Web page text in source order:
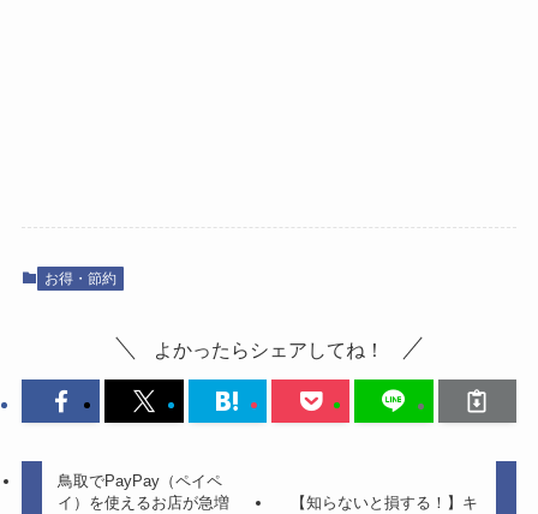
お得・節約
よかったらシェアしてね！
鳥取でPayPay（ペイペ
イ）を使えるお店が急増
【知らないと損する！】キ